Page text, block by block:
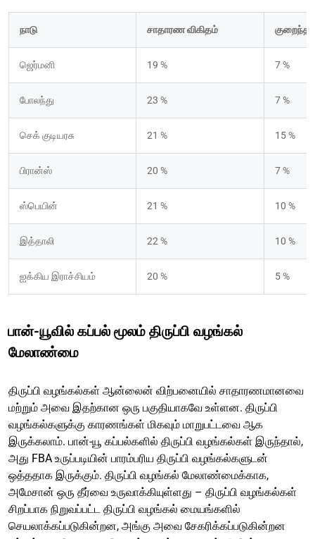
நாடு சாதாரண விகிதம் குறைந்த
ஜெர்மனி 19 % 7 %
போலந்து 23 % 7 %
செக் குடியரசு 21 % 15 %
பிரான்ஸ் 20 % 7 %
ஸ்பெயின் 21 % 10 %
இத்தாலி 22 % 10 %
ஐக்கிய இராச்சியம் 20 % 5 %
பான்-யூவில் கப்பல் மூலம் திருப்பி வழங்கல்
மேலாண்மை
திருப்பி வழங்கல்கள் ஆன்லைன் விற்பனையில் சாதாரணமானவை
மற்றும் அவை இதற்கான ஒரு பகுதியாகவே உள்ளன. திருப்பி
வழங்கல்களுக்கு காரணங்கள் மிகவும் மாறுபட்டவை ஆக
இருக்கலாம். பான்-யூ கப்பல்களில் திருப்பி வழங்கல்கள் இருந்தால்,
அது FBA உருப்படியின் பாரம்பரிய திருப்பி வழங்கல்களுடன்
ஒத்ததாக இருக்கும். திருப்பி வழங்கல் மேலாண்மைக்காக,
அமேசான் ஒரு தீர்வை உருவாக்கியுள்ளது – திருப்பி வழங்கல்கள்
சிறப்பாக நிறுவப்பட்ட திருப்பி வழங்கல் மையங்களில்
செயலாக்கப்படுகின்றன, அங்கு அவை சேகரிக்கப்படுகின்றன